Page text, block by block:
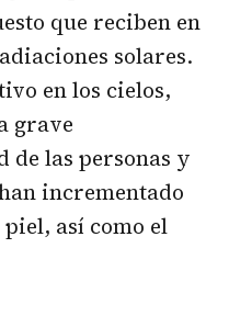
que reciben en
solares.
en los cielos,
grave
de las personas y
incrementado
así como el